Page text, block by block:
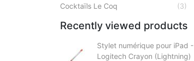
Cocktaïls Le Coq
(3)
Recently viewed products
Stylet numérique pour iPad -
Logitech Crayon (Lightning)